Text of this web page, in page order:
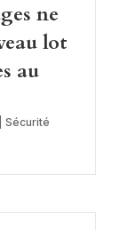
ne
lot
au
Sécurité